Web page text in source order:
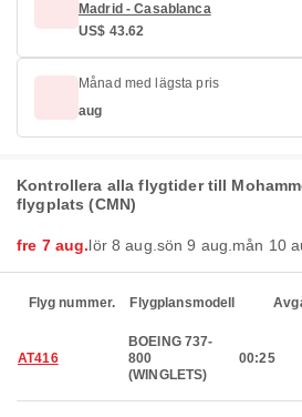
Madrid - Casablanca
US$ 43.62
Månad med lägsta pris
aug
Kontrollera alla flygtider till
flygplats (CMN)
fre 7 aug.lör 8 aug. sön 9 aug. mån 10
Flyg nummer. Flygplansmodell
AT416
BOEING 737-
800
(WINGLETS)
00:25